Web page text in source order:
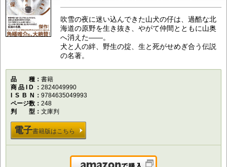
吹雪の夜に迷い込んできた山犬の仔は、過酷な北
海道の原野を生き抜き、やがて仲間とともに山奥
へ消えた――。
犬と人の絆、野生の掟、生と死がせめぎ合う伝説
の名著。
品種書籍
商品ID
2824049990
ISBN
9784635049993
ページ数
248
判型文庫判
電子書籍版はこちら